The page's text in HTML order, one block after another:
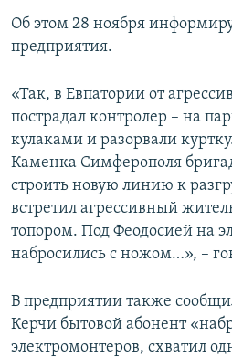
ПОБЕДИТЕЛЕЙ НЕ СУДЯТ?
УКРАИНСКАЯ ПРОБЛЕМА КРЫМА
Все сайты RFE/RL
Об этом 28 ноября
предприятия.
«Так, в Евпатории от
пострадал контролер – на
кулаками и разорвали
Каменка Симферополя
строить новую линию к
встретил агрессивный
топором. Под Феодосией на
набросились с ножом…», –
В предприятии также
Керчи бытовой абонент
электромонтеров, схватил